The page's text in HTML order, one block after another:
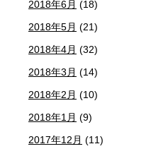
2018年6月 (18)
2018年5月 (21)
2018年4月 (32)
2018年3月 (14)
2018年2月 (10)
2018年1月 (9)
2017年12月 (11)